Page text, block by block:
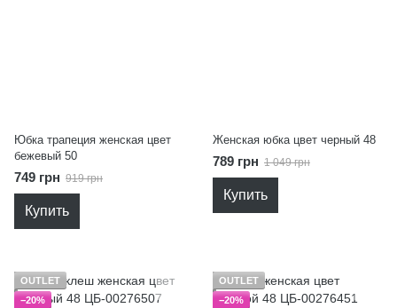
Юбка трапеция женская цвет
бежевый 50
749 грн 919 грн
Купить
Женская юбка цвет черный 48
789 грн 1 049 грн
Купить
OUTLET
−20%
OUTLET
−20%